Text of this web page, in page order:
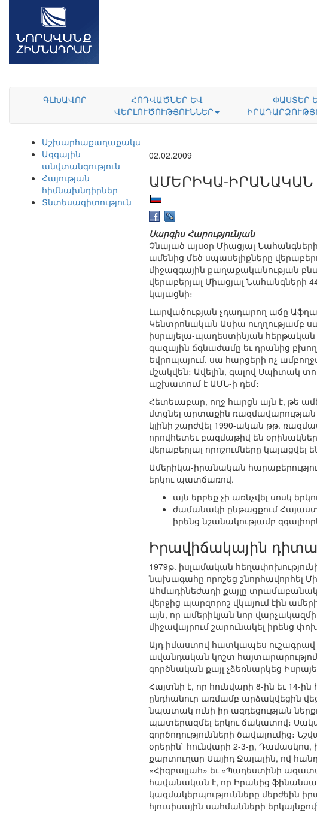
ԳԼԽԱՎՈՐ
ՀՈԴՎԱԾՆԵՐ ԵՎ
ՎԵՐԼՈՒԾՈՒԹՅՈՒՆՆԵՐ
ՓԱՍՏԵՐ
Աշխարհաքաղաքականություն
Ազգային
անվտանգություն
Հայության
հիմնախնդիրներ
Տնտեսագիտություն
02.02.2009
ԱՄԵՐԻԿԱ-
Սարգիս Հարությունյան
Չնայած այսօր Միացյալ
ամենից մեծ սպասելիքները
միջազգային քաղաքականության
վերաբերյալ Միացյալ Նահանգների
կայացնի։
Լարվածության չդադարող աճը
Կենտրոնական Ասիա ուղղությամբ
իսրայելա-պաղեստինյան հերթական
գազային ճգնաժամը եւ դրանից
Եվրոպայում. սա հարցերի ոչ
մշակվեն։ Ավելին, գալով Սպիտակ
աշխատում է ԱՄՆ-ի դեմ։
Հետեւաբար, ողջ հարցն այն է, թե
մտցնել արտաքին
կլինի շարժվել 1990-ական թթ.
որովհետեւ բազմաթիվ են
վերաբերյալ որոշումները կայացվել
Ամերիկա-իրանական
երկու պատճառով.
այն երբեք չի առնչվել սոսկ
ժամանակի ընթացքում
իրենց նշանակությամբ
Իրավիճակային
1979թ. իսլամական
նախագահը որոշեց շնորհավորհել
Ահմադինեժադի քայլը
վերջից պարզորոշ վկայում էին
այն, որ ամերիկյան նոր վարչակազմի
միջավայրում շարունակել իրենց
Այդ իմաստով հատկապես
ավանդական կոշտ
գործնական քայլ չձեռնարկեց
Հայտնի է, որ հունվարի 8-ին եւ 14-
ընդհանուր առմամբ արձակվեցին
նպատակ ունի իր ազդեցության
պատերազմել երկու ճակատով։
գործողությունների ծավալումից։
օրերին` հունվարի 2-3-ը, Դամասկոս,
քարտուղար Սայիդ Ջալալին, ով
«Հիզբալլահ» եւ «Պաղեստինի
հավանական է, որ Իրանից
կազմակերպությունները մերժեին
հյուսիսային սահմանների երկայնքով